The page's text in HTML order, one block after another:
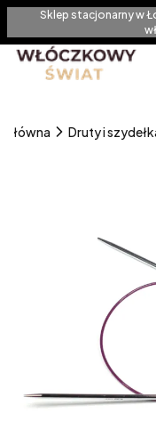
Sklep stacjonarny w
główna Druty i